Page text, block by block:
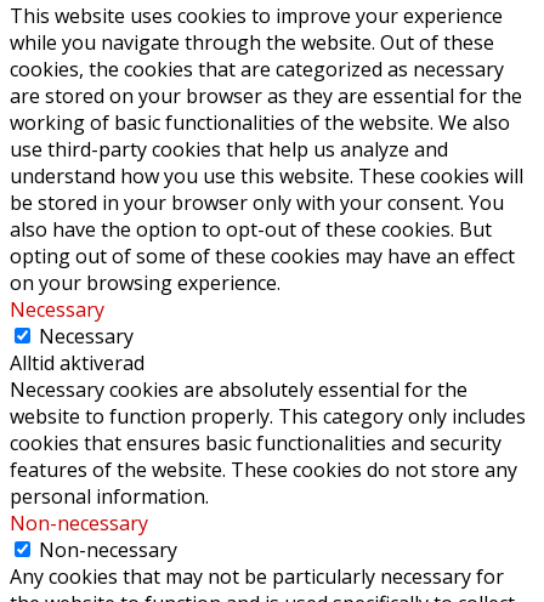
This website uses cookies to improve your experience
while you navigate through the website. Out of these
cookies, the cookies that are categorized as necessary
are stored on your browser as they are essential for the
working of basic functionalities of the website. We also
use third-party cookies that help us analyze and
understand how you use this website. These cookies will
be stored in your browser only with your consent. You
also have the option to opt-out of these cookies. But
opting out of some of these cookies may have an effect
on your browsing experience.
Necessary
Necessary
Alltid aktiverad
Necessary cookies are absolutely essential for the
website to function properly. This category only includes
cookies that ensures basic functionalities and security
features of the website. These cookies do not store any
personal information.
Non-necessary
Non-necessary
Any cookies that may not be particularly necessary for